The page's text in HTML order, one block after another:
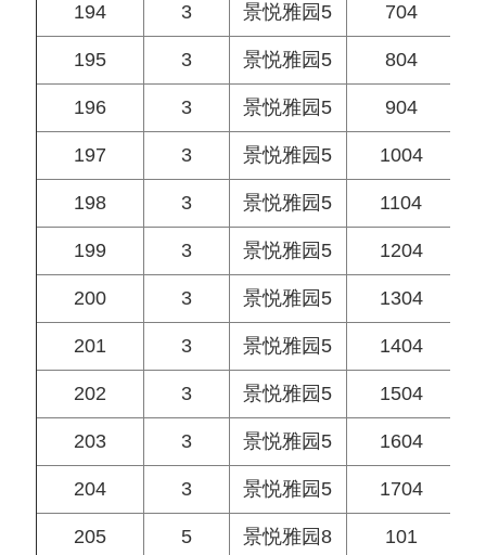
194 3 景悦雅园5 704
195 3 景悦雅园5 804
196 3 景悦雅园5 904
197 3 景悦雅园5 1004
198 3 景悦雅园5 1104
199 3 景悦雅园5 1204
200 3 景悦雅园5 1304
201 3 景悦雅园5 1404
202 3 景悦雅园5 1504
203 3 景悦雅园5 1604
204 3 景悦雅园5 1704
205 5 景悦雅园8 101